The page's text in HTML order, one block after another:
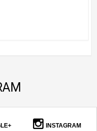
INSTAGRAM